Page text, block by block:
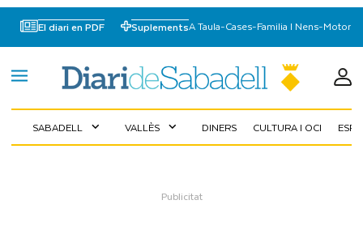
El diari en PDF SuplementsA Taula-Cases-Familia I Nens-Motor
SABADELL expand_more VALLÈS expand_more DINERS CULTURA I OCI